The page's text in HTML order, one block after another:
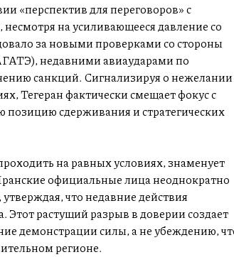
«перспектив для переговоров» с
на усиливающееся давление со
за новыми проверками со стороны
недавними авиаударами по
санкций. Сигнализируя о нежелании
Тегеран фактически смещает фокус с
позицию сдерживания и стратегических
на равных условиях, знаменует
официальные лица неоднократно
что недавние действия
Этот растущий разрыв в доверии создает
демонстрации силы, а не убеждению,
регионе.